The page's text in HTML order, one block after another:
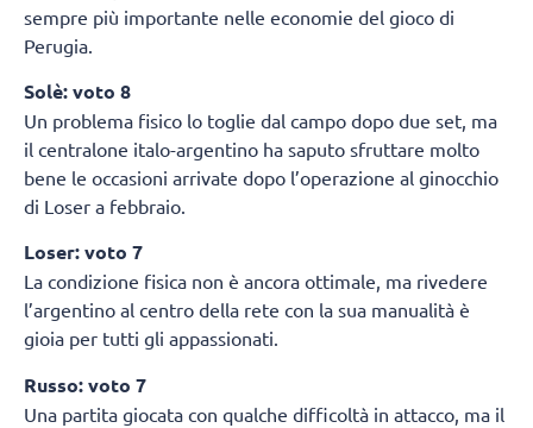
sempre più importante nelle economie del gioco di
Perugia.
Solè: voto 8
Un problema fisico lo toglie dal campo dopo due set, ma
il centralone italo-argentino ha saputo sfruttare molto
bene le occasioni arrivate dopo l’operazione al ginocchio
di Loser a febbraio.
Loser: voto 7
La condizione fisica non è ancora ottimale, ma rivedere
l’argentino al centro della rete con la sua manualità è
gioia per tutti gli appassionati.
Russo: voto 7
Una partita giocata con qualche difficoltà in attacco, ma il